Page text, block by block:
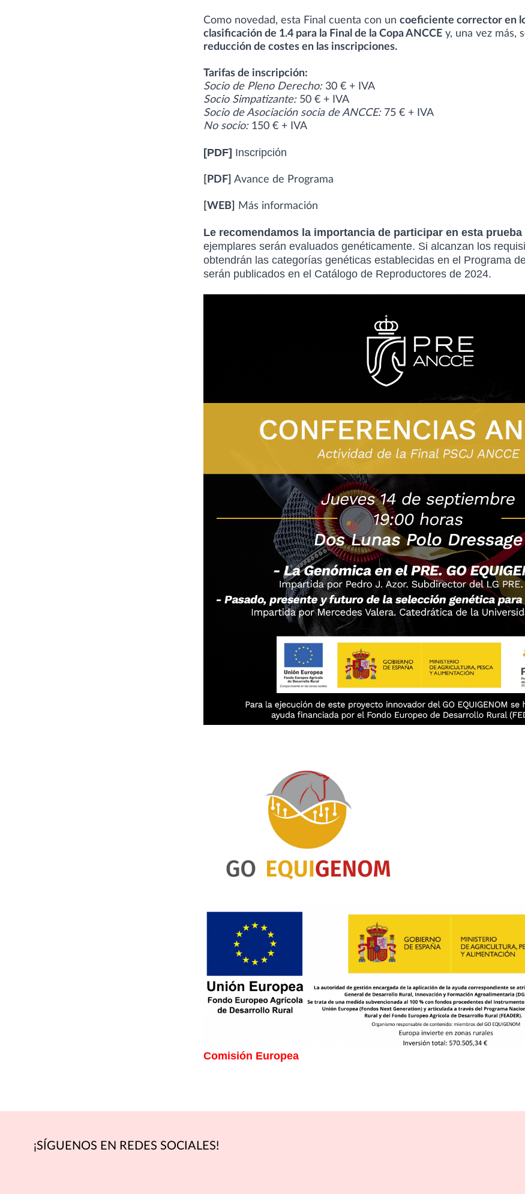
Como novedad, esta Final cuenta con un coeficiente corrector en
clasificación de 1.4 para la Final de la Copa ANCCE y, una vez más,
reducción de costes en las inscripciones.
Tarifas de inscripción:
Socio de Pleno Derecho:30 € + IVA
Socio Simpatizante: 50 € + IVA
Socio de Asociación socia de ANCCE: 75 € + IVA
No socio: 150 € + IVA
[PDF] Inscripción
[PDF] Avance de Programa
[WEB] Más información
Le recomendamos la importancia de participar en esta prueba
ejemplares serán evaluados genéticamente. Si alcanzan los
obtendrán las categorías genéticas establecidas en el Programa
serán publicados en el Catálogo de Reproductores de 2024.
Comisión Europea
¡SÍGUENOS EN REDES SOCIALES!